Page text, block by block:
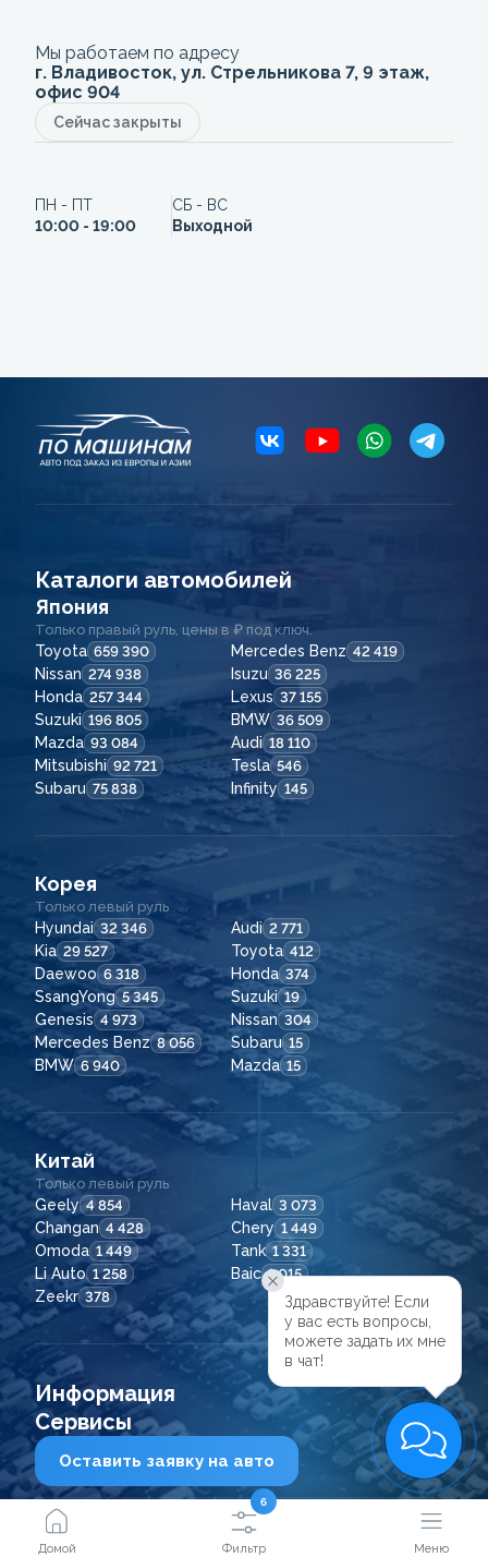
Мы работаем по адресу
г. Владивосток, ул. Стрельникова 7, 9 этаж,
офис 904
Сейчас закрыты
ПН - ПТ
10:00 - 19:00
СБ - ВС
Выходной
Каталоги автомобилей
Япония
Только правый руль, цены в ₽ под ключ.
Toyota 659 390 Mercedes Benz 42 419
Nissan 274 938 Isuzu 36 225
Honda 257 344 Lexus 37 155
Suzuki 196 805 BMW 36 509
Mazda 93 084 Audi 18 110
Mitsubishi 92 721 Tesla 546
Subaru 75 838 Infinity 145
Корея
Только левый руль
Hyundai 32 346 Audi 2 771
Kia 29 527 Toyota 412
Daewoo 6 318 Honda 374
SsangYong 5 345 Suzuki 19
Genesis 4 973 Nissan 304
Mercedes Benz 8 056 Subaru 15
BMW 6 940 Mazda 15
Китай
Только левый руль
Geely 4 854 Haval 3 073
Changan 4 428 Chery 1 449
Omoda 1 449 Tank 1 331
Li Auto 1 258 Baic 1 015
Zeekr 378
Информация
Сервисы
2021 - 2026 © ООО "Сейфкар ВЛ"
Домой Фильтр
6
Меню
Оставить заявку на авто
Здравствуйте! Если
у вас есть вопросы,
можете задать их мне
в чат!